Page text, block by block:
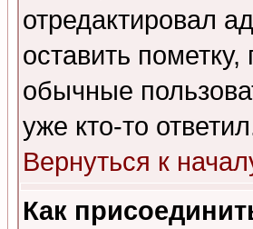
отредактировал
оставить
обычные
уже кто-то
Вернуться к
Как